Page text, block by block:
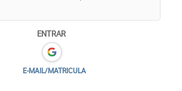
ENTRAR
E-MAIL/MATRICULA